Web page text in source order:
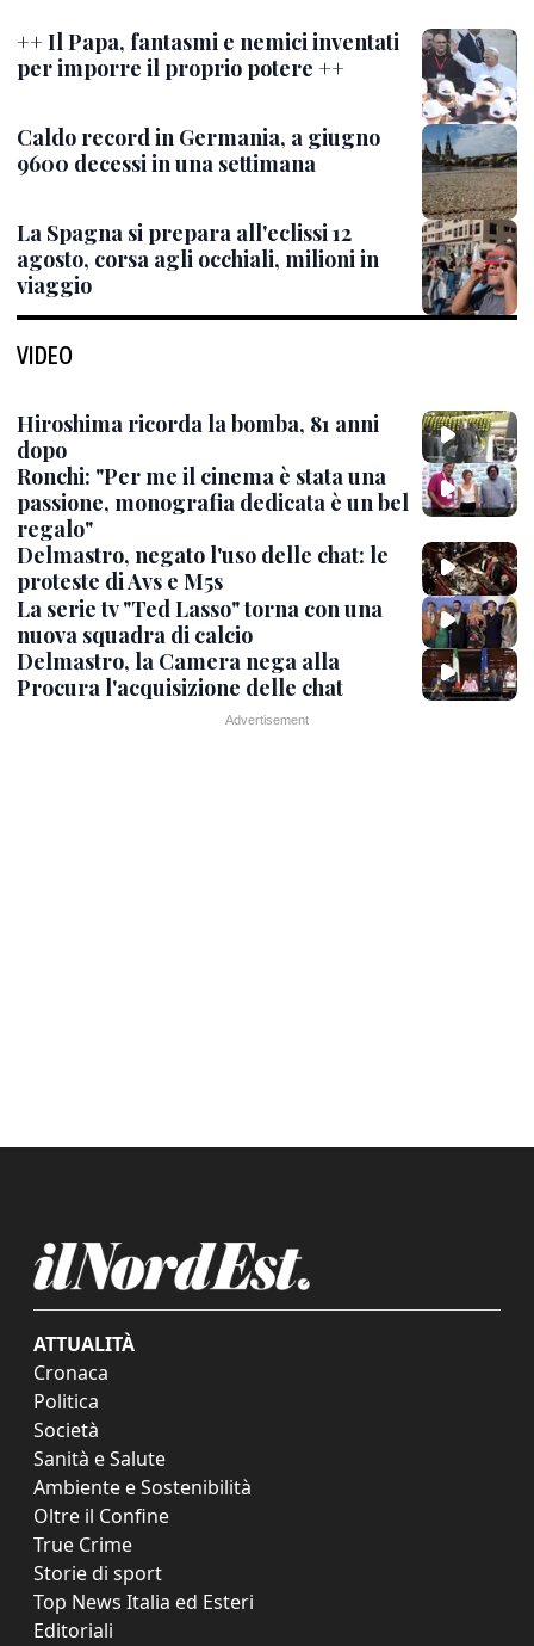
++ Il Papa, fantasmi e nemici inventati
per imporre il proprio potere ++
Caldo record in Germania, a giugno
9600 decessi in una settimana
La Spagna si prepara all'eclissi 12
agosto, corsa agli occhiali, milioni in
viaggio
VIDEO
Hiroshima ricorda la bomba, 81 anni
dopo
Ronchi: "Per me il cinema è stata una
passione, monografia dedicata è un bel
regalo"
Delmastro, negato l'uso delle chat: le
proteste di Avs e M5s
La serie tv "Ted Lasso" torna con una
nuova squadra di calcio
Delmastro, la Camera nega alla
Procura l'acquisizione delle chat
ATTUALITÀ
Cronaca
Politica
Società
Sanità e Salute
Ambiente e Sostenibilità
Oltre il Confine
True Crime
Storie di sport
Top News Italia ed Esteri
Editoriali